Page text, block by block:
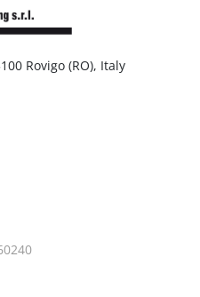
Rovigo (RO), Italy